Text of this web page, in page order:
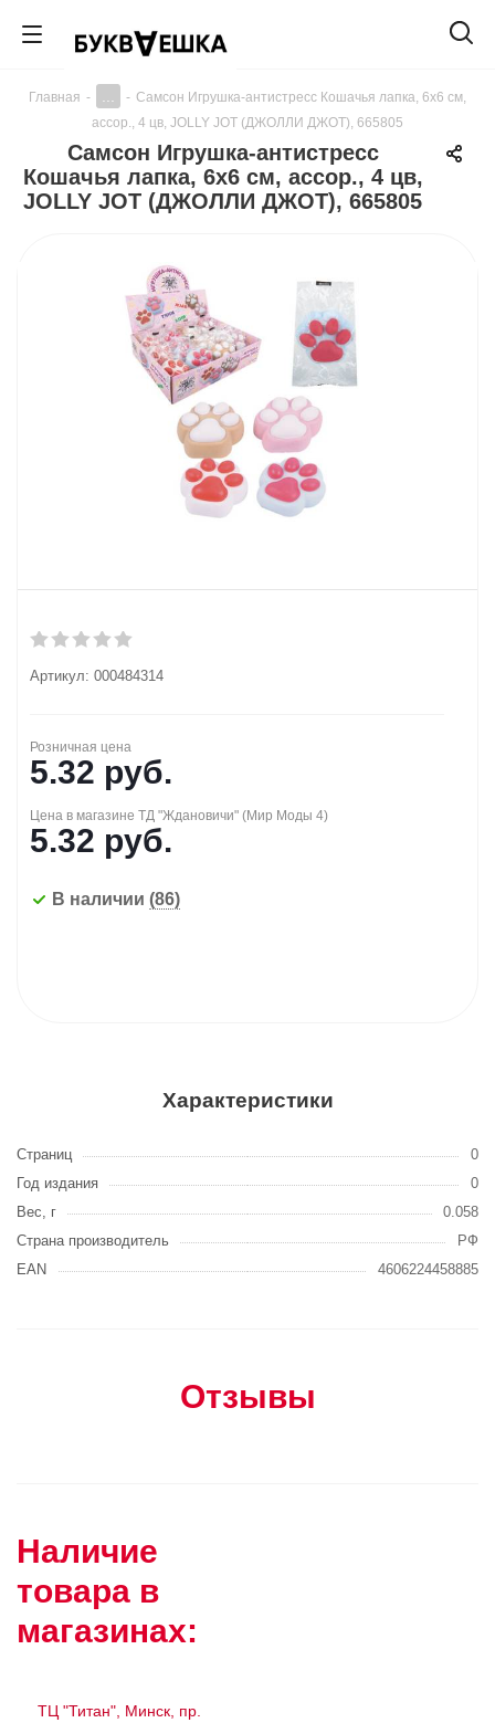
Главная - - Самсон Игрушка-антистресс Кошачья лапка, 6х6 см,
ассор., 4 цв, JOLLY JOT (ДЖОЛЛИ ДЖОТ), 665805
Самсон Игрушка-антистресс
Кошачья лапка, 6х6 см, ассор., 4 цв,
JOLLY JOT (ДЖОЛЛИ ДЖОТ), 665805
Артикул: 000484314
Розничная цена
5.32 руб.
Цена в магазине ТД "Ждановичи" (Мир Моды 4)
5.32 руб.
В наличии (86)
Характеристики
Страниц
0
Год издания
0
Вес, г
0.058
Страна производитель
РФ
EAN
4606224458885
Отзывы
Наличие
товара в
магазинах:
ТЦ "Титан", Минск, пр.